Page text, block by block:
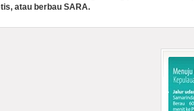
atau berbau SARA.